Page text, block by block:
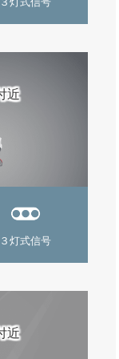
近
３灯式信号
近